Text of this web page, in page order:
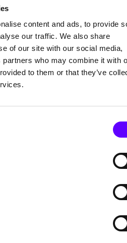
content and ads, to provide
our traffic. We also share
of our site with our social media,
who may combine it with
to them or that they’ve
und Raumfahrt (BMFTR)